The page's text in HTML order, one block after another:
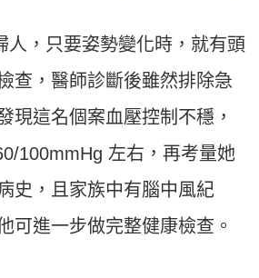
人，只要姿勢變化時，就有頭
查，醫師診斷後雖然排除急
現這名個案血壓控制不穩，
100mmHg 左右，再考量她
史，且家族中有腦中風紀
可進一步做完整健康檢查。